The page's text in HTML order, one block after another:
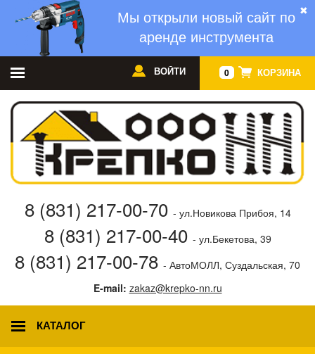
✖
Мы открыли новый сайт по
аренде инструмента
0 КОРЗИНА
ВОЙТИ
8 (831) 217-00-70 - ул.Новикова Прибоя, 14
8 (831) 217-00-40 - ул.Бекетова, 39
8 (831) 217-00-78 - АвтоМОЛЛ, Суздальская, 70
E-mail: zakaz@krepko-nn.ru
КАТАЛОГ